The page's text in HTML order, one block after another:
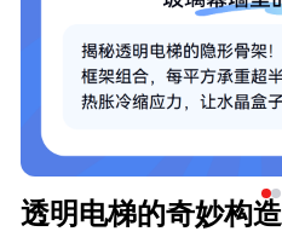
透明电梯的奇妙构造